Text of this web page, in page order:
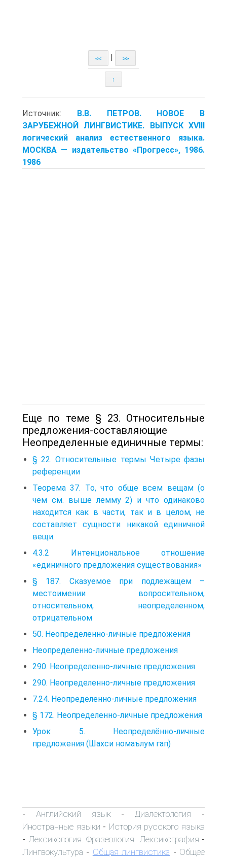
<< >>
↑
Источник: В.В. ПЕТРОВ. НОВОЕ В
ЗАРУБЕЖНОЙ ЛИНГВИСТИКЕ. ВЫПУСК XVIII
логический анализ естественного языка.
МОСКВА — изда­тельство «Прогресс», 1986.
1986
Еще по теме § 23. Относительные
предложения-составляющие
Неопределенные единичные термы:
§ 22. Относительные термы Четыре фазы
референции
Теорема 37. То, что обще всем вещам (о
чем см. выше лемму 2) и что одинаково
находится как в части, так и в целом, не
составляет сущности никакой единичной
вещи.
4.3.2 Интенциональное отношение
«единичного предложения существования»
§ 187. Сказуемое при подлежащем –
местоимении вопросительном,
относительном, неопределенном,
отрицательном
50. Неопределенно-личные предложения
Неопределенно-личные предложения
290. Неопределенно-личные предложения
290. Неопределенно-личные предложения
7.24. Неопределенно-личные предложения
§ 172. Неопределенно-личные предложения
Урок 5. Неопределённо-личные
предложения (Шахси номаълум гап)
- Английский язык-Диалектология -
Иностранные языки - История русского языка
- Лексикология. Фразеология. Лексикография -
Лингвокультура - Общая лингвистика - Общее